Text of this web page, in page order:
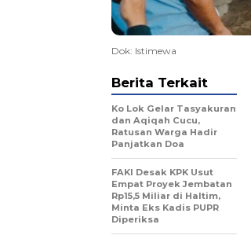
Dok: Istimewa
Berita Terkait
Ko Lok Gelar Tasyakuran
dan Aqiqah Cucu,
Ratusan Warga Hadir
Panjatkan Doa
FAKI Desak KPK Usut
Empat Proyek Jembatan
Rp15,5 Miliar di Haltim,
Minta Eks Kadis PUPR
Diperiksa